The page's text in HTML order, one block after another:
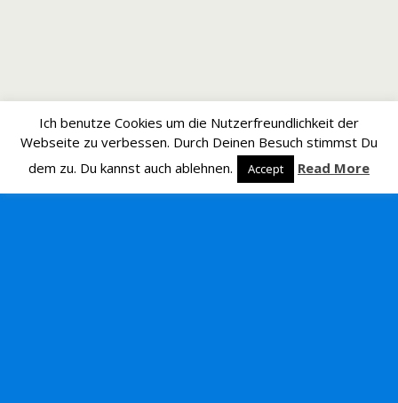
Ich benutze Cookies um die Nutzerfreundlichkeit der
Webseite zu verbessen. Durch Deinen Besuch stimmst Du
dem zu. Du kannst auch ablehnen.
Accept Read More